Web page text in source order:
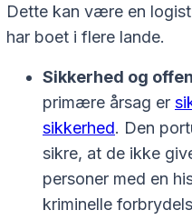
Dette kan være en
har boet i flere lande.
Sikkerhed og
primære årsag er
sikkerhed. Den
sikre, at de ikke
personer med en
kriminelle